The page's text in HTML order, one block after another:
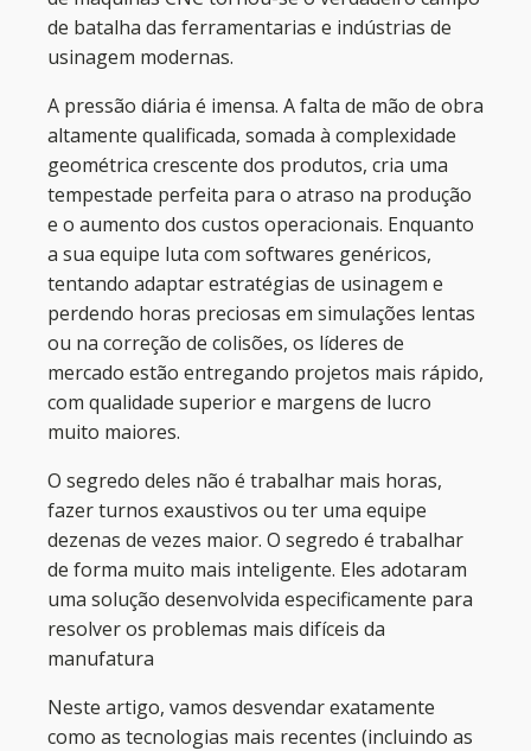
de batalha das ferramentarias e indústrias de
usinagem modernas.
A pressão diária é imensa. A falta de mão de obra
altamente qualificada, somada à complexidade
geométrica crescente dos produtos, cria uma
tempestade perfeita para o atraso na produção
e o aumento dos custos operacionais. Enquanto
a sua equipe luta com softwares genéricos,
tentando adaptar estratégias de usinagem e
perdendo horas preciosas em simulações lentas
ou na correção de colisões, os líderes de
mercado estão entregando projetos mais rápido,
com qualidade superior e margens de lucro
muito maiores.
O segredo deles não é trabalhar mais horas,
fazer turnos exaustivos ou ter uma equipe
dezenas de vezes maior. O segredo é trabalhar
de forma muito mais inteligente. Eles adotaram
uma solução desenvolvida especificamente para
resolver os problemas mais difíceis da
manufatura
Neste artigo, vamos desvendar exatamente
como as tecnologias mais recentes (incluindo as